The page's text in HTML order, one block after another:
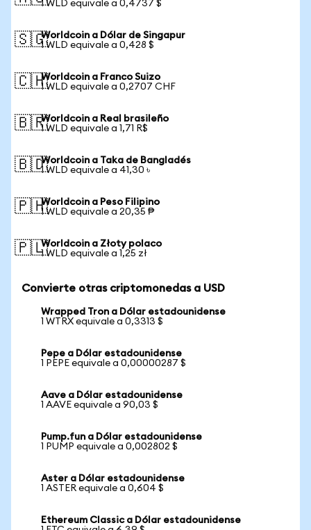
1 WLD equivale a 0,4737 $
🇸🇬Worldcoin a Dólar de Singapur
1 WLD equivale a 0,428 $
🇨🇭Worldcoin a Franco Suizo
1 WLD equivale a 0,2707 CHF
🇧🇷Worldcoin a Real brasileño
1 WLD equivale a 1,71 R$
🇧🇩Worldcoin a Taka de Bangladés
1 WLD equivale a 41,30 ৳
🇵🇭Worldcoin a Peso Filipino
1 WLD equivale a 20,35 ₱
🇵🇱Worldcoin a Złoty polaco
1 WLD equivale a 1,25 zł
Convierte otras criptomonedas a USD
Wrapped Tron a Dólar estadounidense
1 WTRX equivale a 0,3313 $
Pepe a Dólar estadounidense
1 PEPE equivale a 0,00000287 $
Aave a Dólar estadounidense
1 AAVE equivale a 90,03 $
Pump.fun a Dólar estadounidense
1 PUMP equivale a 0,002802 $
Aster a Dólar estadounidense
1 ASTER equivale a 0,604 $
Ethereum Classic a Dólar estadounidense